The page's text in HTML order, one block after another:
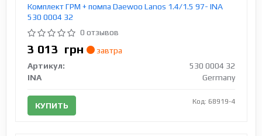
Комплект ГРМ + помпа Daewoo Lanos 1.4/1.5 97- INA
530 0004 32
0 отзывов
3 013 грн
завтра
Артикул:
530 0004 32
INA
Germany
КУПИТЬ Код: 68919-4